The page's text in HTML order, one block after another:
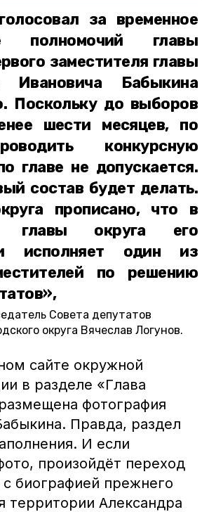
за временное
полномочий главы
заместителя главы
Ивановича Бабыкина
Поскольку до выборов
шести месяцев, по
конкурсную
главе не допускается.
состав будет делать.
прописано, что в
главы округа его
исполняет один из
по решению
Совета депутатов
округа Вячеслав Логунов.
сайте окружной
в разделе «Глава
фотография
Правда, раздел
И если
произойдёт переход
с биографией прежнего
территории Александра